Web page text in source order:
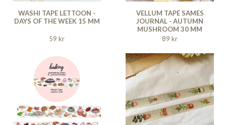
WASHI TAPE LETTOON -
DAYS OF THE WEEK 15 MM
59 kr
VELLUM TAPE SAMES
JOURNAL - AUTUMN
MUSHROOM 30 MM
89 kr